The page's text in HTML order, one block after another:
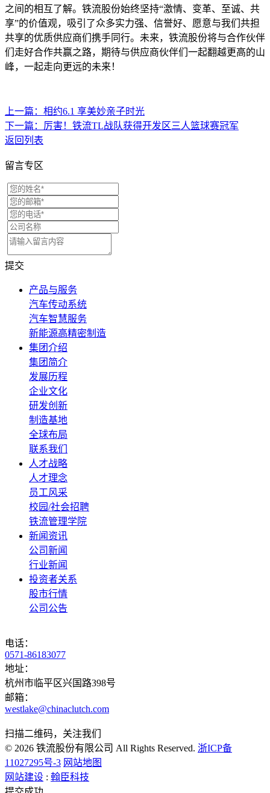
之间的相互了解。铁流股份始终坚持“激情、变革、至诚、共
享”的价值观，吸引了众多实力强、信誉好、愿意与我们共担
共享的优质供应商们携手同行。未来，铁流股份将与合作伙伴
们走好合作共赢之路，期待与供应商伙伴们一起翻越更高的山
峰，一起走向更远的未来！
上一篇：相约6.1 享美妙亲子时光
下一篇：厉害！铁流TL战队获得开发区三人篮球赛冠军
返回列表
留言专区
提交
产品与服务
汽车传动系统
汽车智慧服务
新能源高精密制造
集团介绍
集团简介
发展历程
企业文化
研发创新
制造基地
全球布局
联系我们
人才战略
人才理念
员工风采
校园/社会招聘
铁流管理学院
新闻资讯
公司新闻
行业新闻
投资者关系
股市行情
公司公告
电话：
0571-86183077
地址：
杭州市临平区兴国路398号
邮箱：
westlake@chinaclutch.com
扫描二维码，关注我们
© 2026 铁流股份有限公司 All Rights Reserved. 浙ICP备
11027295号-3 网站地图
网站建设 : 翰臣科技